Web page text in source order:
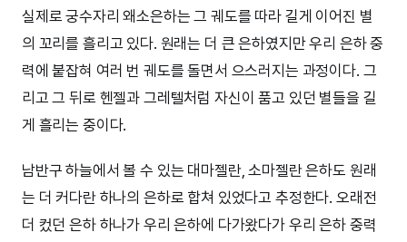
실제로 궁수자리 왜소은하는 그 궤도를 따라 길게 이어진 별
의 꼬리를 흘리고 있다. 원래는 더 큰 은하였지만 우리 은하 중
력에 붙잡혀 여러 번 궤도를 돌면서 으스러지는 과정이다. 그
리고 그 뒤로 헨젤과 그레텔처럼 자신이 품고 있던 별들을 길
게 흘리는 중이다.
남반구 하늘에서 볼 수 있는 대마젤란, 소마젤란 은하도 원래
는 더 커다란 하나의 은하로 합쳐 있었다고 추정한다. 오래전
더 컸던 은하 하나가 우리 은하에 다가왔다가 우리 은하 중력